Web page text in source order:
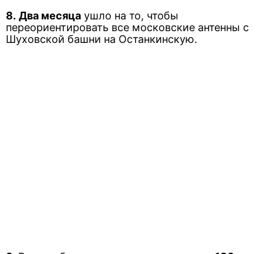
8. Два месяца ушло на то, чтобы
переориентировать все московские антенны с
Шуховской башни на Останкинскую.